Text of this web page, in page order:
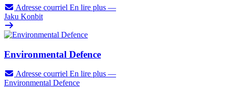
Adresse courriel En lire plus —
Jaku Konbit
Environmental Defence
Adresse courriel En lire plus —
Environmental Defence